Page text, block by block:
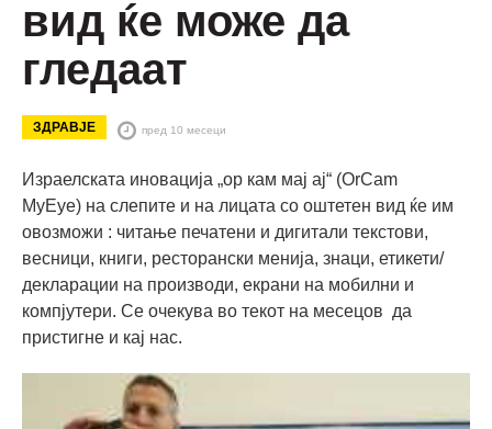
вид ќе може да
гледаат
ЗДРАВЈЕ пред 10 месеци
Израелската иновација „ор кам мај ај“ (OrCam
MyEye) на слепите и на лицата со оштетен вид ќе им
овозможи : читање печатени и дигитали текстови,
весници, книги, ресторански менија, знаци, етикети/
декларации на производи, екрани на мобилни и
компјутери. Се очекува во текот на месецов да
пристигне и кај нас.